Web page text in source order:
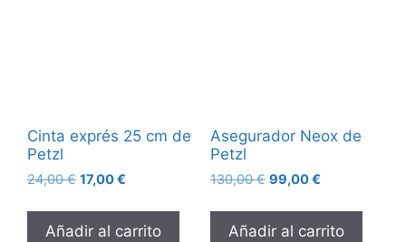
Cinta exprés 25 cm de
Petzl
24,00€ 17,00€
Añadir al carrito
Asegurador Neox de
Petzl
130,00€ 99,00€
Añadir al carrito